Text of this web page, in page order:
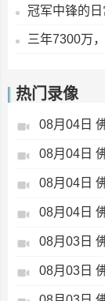
三年7300万
热门录像